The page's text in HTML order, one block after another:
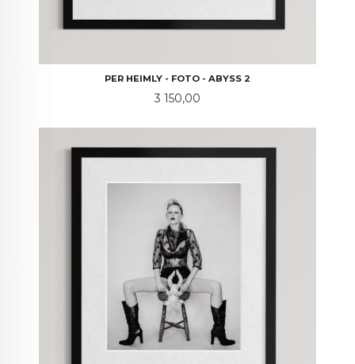
PER HEIMLY - FOTO - ABYSS 2
Pris
3 150,00